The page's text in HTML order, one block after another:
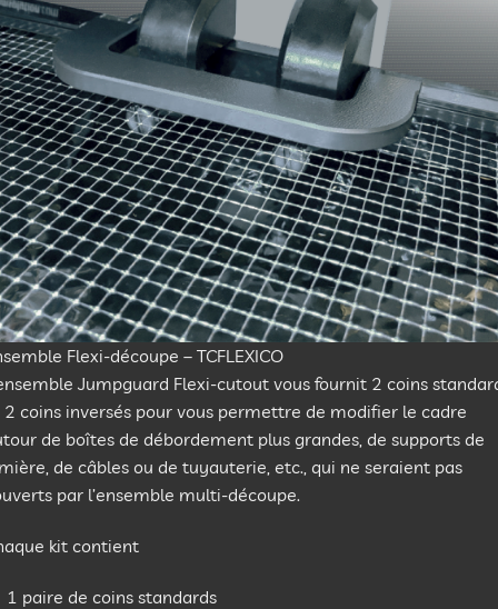
Flexi-découpe – TCFLEXICO
Jumpguard Flexi-cutout vous fournit 2 coins
coins inversés pour vous permettre de modifier le cadre
de boîtes de débordement plus grandes, de supports de
de câbles ou de tuyauterie, etc., qui ne seraient pas
par l’ensemble multi-découpe.
kit contient
1 paire de coins standards